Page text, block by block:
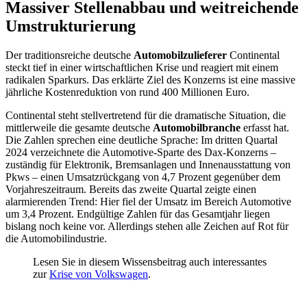
Massiver Stellenabbau und weitreichende
Umstrukturierung
Der traditionsreiche deutsche Automobilzulieferer Continental
steckt tief in einer wirtschaftlichen Krise und reagiert mit einem
radikalen Sparkurs. Das erklärte Ziel des Konzerns ist eine massive
jährliche Kostenreduktion von rund 400 Millionen Euro.
Continental steht stellvertretend für die dramatische Situation, die
mittlerweile die gesamte deutsche Automobilbranche erfasst hat.
Die Zahlen sprechen eine deutliche Sprache: Im dritten Quartal
2024 verzeichnete die Automotive-Sparte des Dax-Konzerns –
zuständig für Elektronik, Bremsanlagen und Innenausstattung von
Pkws – einen Umsatzrückgang von 4,7 Prozent gegenüber dem
Vorjahreszeitraum. Bereits das zweite Quartal zeigte einen
alarmierenden Trend: Hier fiel der Umsatz im Bereich Automotive
um 3,4 Prozent. Endgültige Zahlen für das Gesamtjahr liegen
bislang noch keine vor. Allerdings stehen alle Zeichen auf Rot für
die Automobilindustrie.
Lesen Sie in diesem Wissensbeitrag auch interessantes
zurKrise von Volkswagen.